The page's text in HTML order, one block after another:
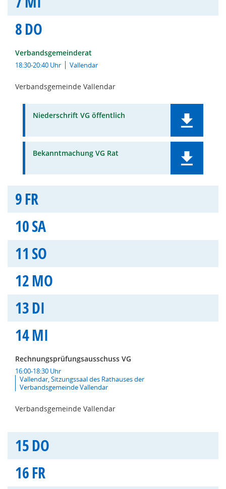
8DO
Verbandsgemeinderat
18:30-20:40 Uhr Vallendar
Verbandsgemeinde Vallendar
Niederschrift VG öffentlich
Bekanntmachung VG Rat
9FR
10SA
11 SO
12MO
13DI
14MI
Rechnungsprüfungsausschuss VG
16:00-18:30 Uhr
Vallendar, Sitzungssaal des Rathauses der
Verbandsgemeinde Vallendar
Verbandsgemeinde Vallendar
15DO
16FR